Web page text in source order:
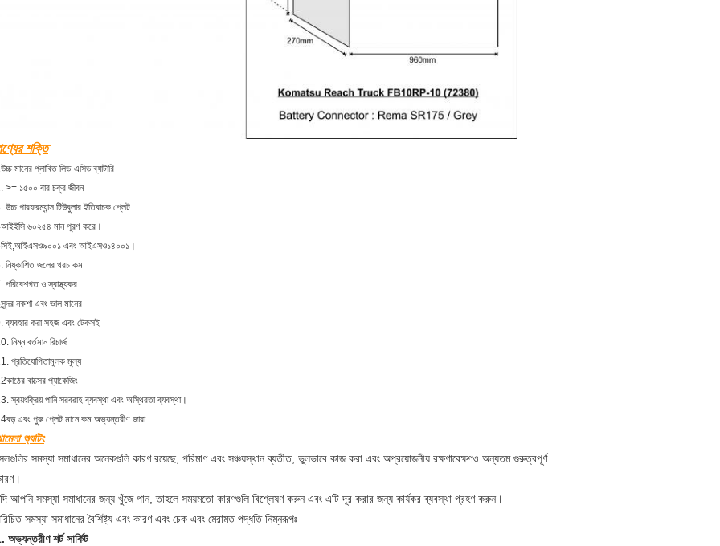
শক্তি
মানের প্লাবিত লিড-এসিড ব্যাটারি
>= ১৫০০ বার চক্র জীবন
উচ্চ পারফরম্যান্স টিউবুলার ইতিবাচক প্লেট
৬০২৫৪ মান পূরণ করে।
এবং আইএসও১৪০০১।
নিষ্কাশিত জলের খরচ কম
পরিবেশগত ও স্বাস্থ্যকর
নকশা এবং ভাল মানের
ব্যবহার করা সহজ এবং টেকসই
নিম্ন বর্তমান রিচার্জ
প্রতিযোগিতামূলক মূল্য
বাক্সের প্যাকেজিং
স্বয়ংক্রিয় পানি সরবরাহ ব্যবস্থা এবং অস্থিরতা ব্যবস্থা।
এবং পুরু প্লেট মানে কম অভ্যন্তরীণ জারা
শ্যুটিং
সমস্যা সমাধানের অনেকগুলি কারণ রয়েছে, পরিমাণ এবং সঞ্চয়স্থান ব্যতীত, ভুলভাবে কাজ করা এবং অপ্রয়োজনীয় রক্ষণাবেক্ষণও অন্যতম গুরুত্বপূর্ণ
আপনি সমস্যা সমাধানের জন্য খুঁজে পান, তাহলে সময়মতো কারণগুলি বিশ্লেষণ করুন এবং এটি দূর করার জন্য কার্যকর ব্যবস্থা গ্রহণ করুন।
সমস্যা সমাধানের বৈশিষ্ট্য এবং কারণ এবং চেক এবং মেরামত পদ্ধতি নিম্নরূপঃ
অভ্যন্তরীণ শর্ট সার্কিট